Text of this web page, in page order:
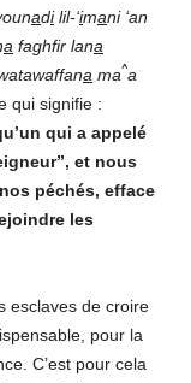
adilil-‘imani ‘an
a faghfir lana
a ma^a
qui signifie :
qui a appelé
et nous
péchés, efface
les
esclaves de croire
pour la
C’est pour cela